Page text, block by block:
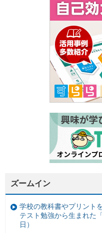
ズームイン
学校の教科書やプリント
テスト勉強から生まれた
日）